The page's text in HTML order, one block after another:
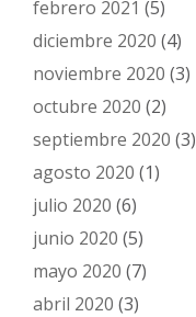
febrero 2021 (5)
diciembre 2020 (4)
noviembre 2020 (3)
octubre 2020 (2)
septiembre 2020 (3)
agosto 2020 (1)
julio 2020 (6)
junio 2020 (5)
mayo 2020 (7)
abril 2020 (3)